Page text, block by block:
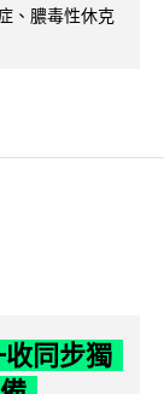
、膿毒性休克
同步獨